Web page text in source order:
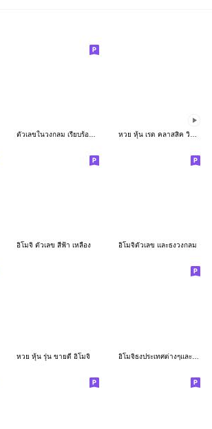
อิโมจิ ตัวเลข สีฟ้า เหลือง อิโมจิตัวเลข และธงวงกลม
หวย หุ้น รุ่น ขายดี อิโมจิ อิโมจิธงประเทศต่างๆและตัวเลข